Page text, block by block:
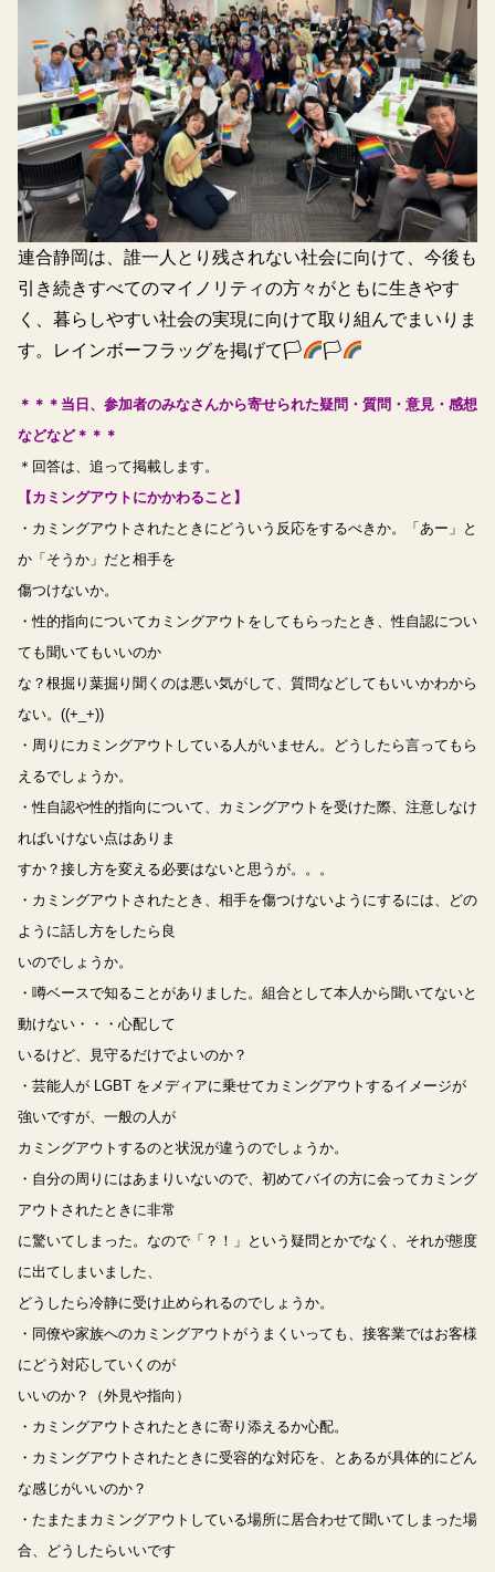
連合静岡は、誰一人とり残されない社会に向けて、今後も
引き続きすべてのマイノリティの方々がともに生きやす
く、暮らしやすい社会の実現に向けて取り組んでまいりま
す。レインボーフラッグを掲げて🏳‍
🏳‍
＊＊＊当日、参加者のみなさんから寄せられた疑問・質問・意見・感想
などなど＊＊＊
＊回答は、追って掲載します。
【カミングアウトにかかわること】
・カミングアウトされたときにどういう反応をするべきか。「あー」と
か「そうか」だと相手を
傷つけないか。
・性的指向についてカミングアウトをしてもらったとき、性自認につい
ても聞いてもいいのか
な？根掘り葉掘り聞くのは悪い気がして、質問などしてもいいかわから
ない。((+_+))
・周りにカミングアウトしている人がいません。どうしたら言ってもら
えるでしょうか。
・性自認や性的指向について、カミングアウトを受けた際、注意しなけ
ればいけない点はありま
すか？接し方を変える必要はないと思うが。。。
・カミングアウトされたとき、相手を傷つけないようにするには、どの
ように話し方をしたら良
いのでしょうか。
・噂ベースで知ることがありました。組合として本人から聞いてないと
動けない・・・心配して
いるけど、見守るだけでよいのか？
・芸能人が LGBT をメディアに乗せてカミングアウトするイメージが
強いですが、一般の人が
カミングアウトするのと状況が違うのでしょうか。
・自分の周りにはあまりいないので、初めてバイの方に会ってカミング
アウトされたときに非常
に驚いてしまった。なので「？！」という疑問とかでなく、それが態度
に出てしまいました、
どうしたら冷静に受け止められるのでしょうか。
・同僚や家族へのカミングアウトがうまくいっても、接客業ではお客様
にどう対応していくのが
いいのか？（外見や指向）
・カミングアウトされたときに寄り添えるか心配。
・カミングアウトされたときに受容的な対応を、とあるが具体的にどん
な感じがいいのか？
・たまたまカミングアウトしている場所に居合わせて聞いてしまった場
合、どうしたらいいです